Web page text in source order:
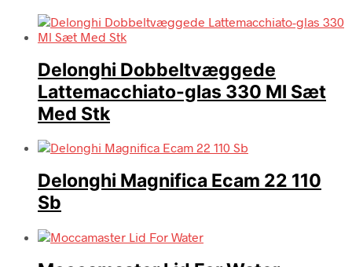
Delonghi Dobbeltvæggede
Lattemacchiato-glas 330 Ml Sæt
Med Stk
Delonghi Magnifica Ecam 22 110
Sb